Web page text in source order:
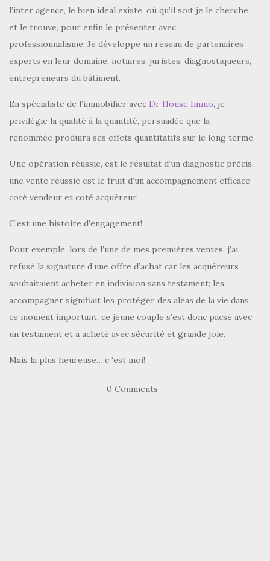
l’inter agence, le bien idéal existe, où qu’il soit je le cherche
et le trouve, pour enfin le présenter avec
professionnalisme. Je développe un réseau de partenaires
experts en leur domaine, notaires, juristes, diagnostiqueurs,
entrepreneurs du bâtiment.
En spécialiste de l’immobilier avec Dr House Immo, je
privilégie la qualité à la quantité, persuadée que la
renommée produira ses effets quantitatifs sur le long terme.
Une opération réussie, est le résultat d’un diagnostic précis,
une vente réussie est le fruit d’un accompagnement efficace
coté vendeur et coté acquéreur.
C’est une histoire d’engagement!
Pour exemple, lors de l’une de mes premières ventes, j’ai
refusé la signature d’une offre d’achat car les acquéreurs
souhaitaient acheter en indivision sans testament; les
accompagner signifiait les protéger des aléas de la vie dans
ce moment important, ce jeune couple s’est donc pacsé avec
un testament et a acheté avec sécurité et grande joie.
Mais la plus heureuse….c ‘est moi!
0 Comments